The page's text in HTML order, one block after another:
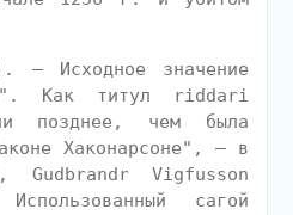
— Исходное значение
Как титул riddari
позднее, чем была
Хаконарсоне", — в
Vigfusson
сагой